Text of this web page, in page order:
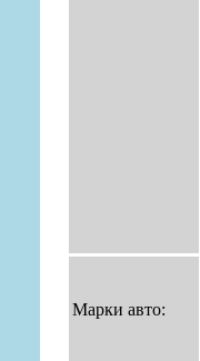
Марки авто: